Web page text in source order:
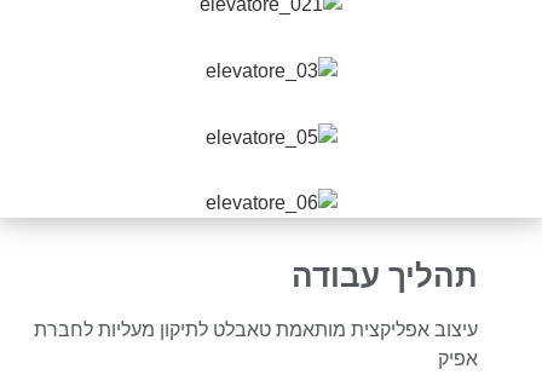
תהליך עבודה
עיצוב אפליקצית מותאמת טאבלט לתיקון מעליות לחברת
אפיק